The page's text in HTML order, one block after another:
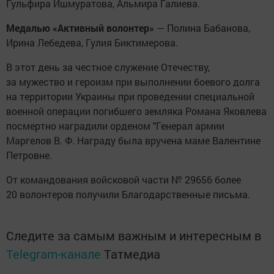
Гульфира Ишмуратова, Альмира Галиева.
Медалью «Активный волонтер» — Полина Бабанова,
Ирина Лебедева, Гулия Биктимерова.
В этот день за честное служение Отечеству,
за мужество и героизм при выполнении боевого долга
на территории Украины при проведении специальной
военной операции погибшего земляка Романа Яковлева
посмертно наградили орденом "Генерал армии
Маргелов В. Ф. Награду была вручена маме Валентине
Петровне.
От командования войсковой части № 29656 более
20 волонтеров получили Благодарственные письма.
Следите за самым важным и интересным в
Telegram-канале Татмедиа